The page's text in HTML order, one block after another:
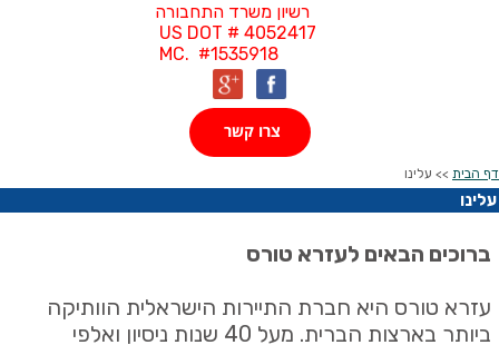
רשיון משרד התחבורה
US DOT # 4052417
MC. #1535918
צרו קשר
דף הבית >> עלינו
עלינו
ברוכים הבאים לעזרא טורס
עזרא טורס היא חברת התיירות הישראלית הוותיקה
ביותר בארצות הברית. מעל 40 שנות
ניסיון ואלפי